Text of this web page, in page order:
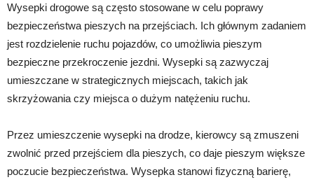
Wysepki drogowe są często stosowane w celu poprawy
bezpieczeństwa pieszych na przejściach. Ich głównym zadaniem
jest rozdzielenie ruchu pojazdów, co umożliwia pieszym
bezpieczne przekroczenie jezdni. Wysepki są zazwyczaj
umieszczane w strategicznych miejscach, takich jak
skrzyżowania czy miejsca o dużym natężeniu ruchu.
Przez umieszczenie wysepki na drodze, kierowcy są zmuszeni
zwolnić przed przejściem dla pieszych, co daje pieszym większe
poczucie bezpieczeństwa. Wysepka stanowi fizyczną barierę,